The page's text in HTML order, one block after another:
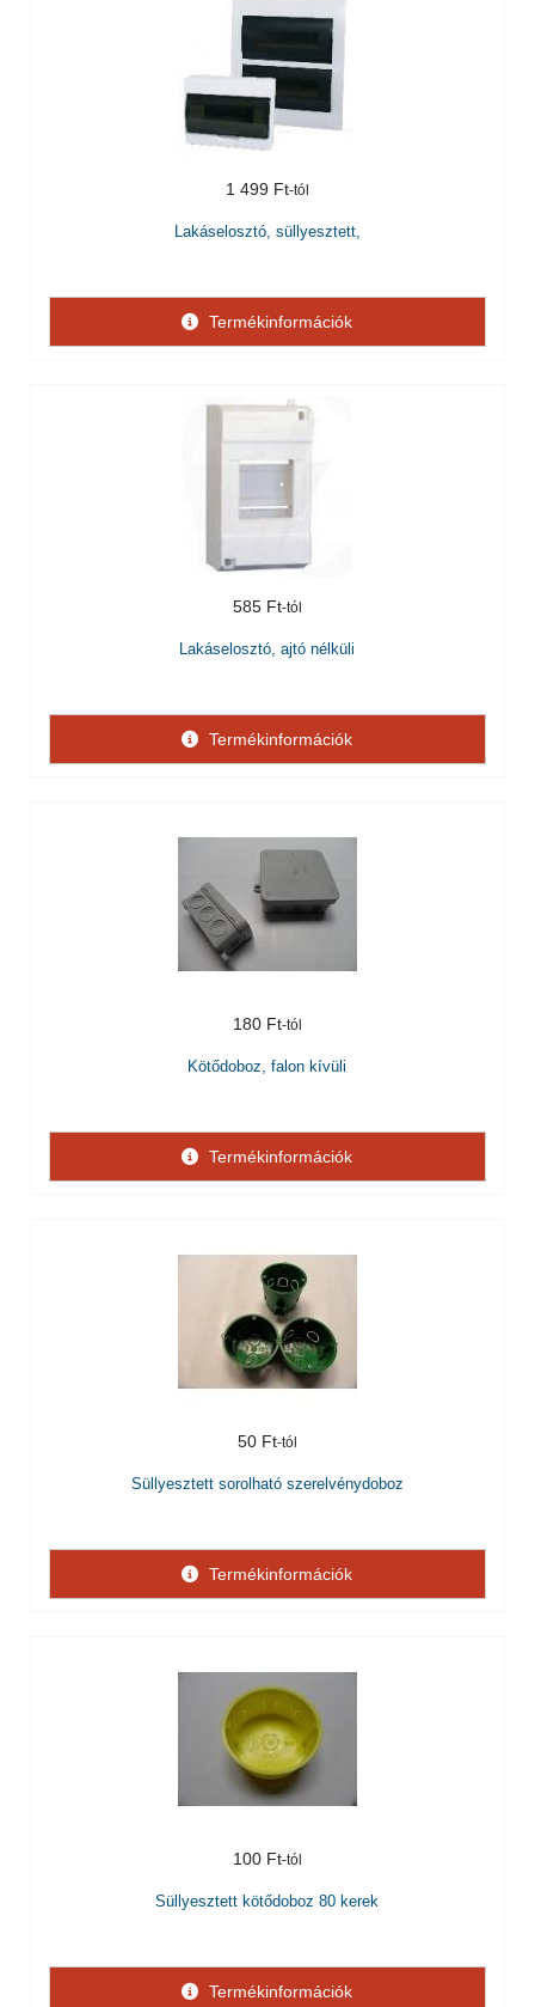
1 499 Ft
Lakáselosztó, süllyesztett,
Termékinformációk
585 Ft
Lakáselosztó, ajtó nélküli
Termékinformációk
180 Ft
Kötődoboz, falon kívüli
Termékinformációk
50 Ft
Süllyesztett sorolható szerelvénydoboz
Termékinformációk
100 Ft
Süllyesztett kötődoboz 80 kerek
Termékinformációk